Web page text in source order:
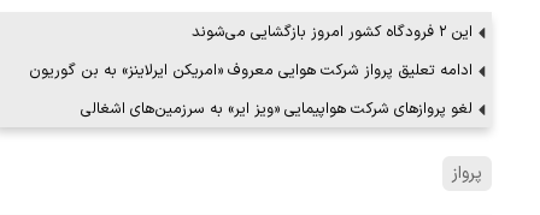
این ۲ فرودگاه کشور امروز بازگشایی می‌شوند
ادامه تعلیق پرواز شرکت هوایی معروف «امریکن ایرلاینز» به بن گوریون
لغو پروازهای شرکت هواپیمایی «ویز ایر» به سرزمین‌های اشغالی
پرواز